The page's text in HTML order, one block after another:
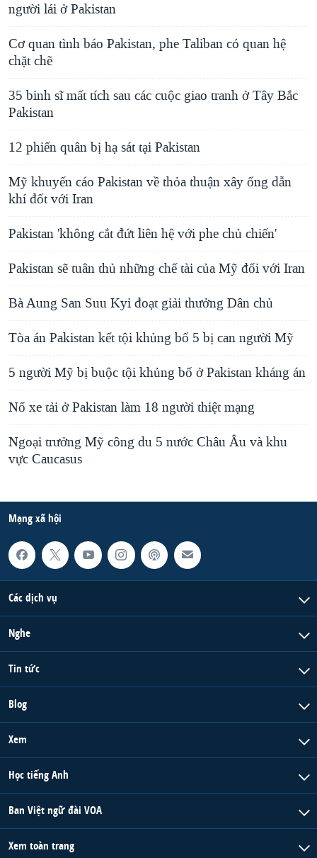
người lái ở Pakistan
Cơ quan tình báo Pakistan, phe Taliban có quan hệ
chặt chẽ
35 binh sĩ mất tích sau các cuộc giao tranh ở Tây Bắc
Pakistan
12 phiến quân bị hạ sát tại Pakistan
Mỹ khuyến cáo Pakistan về thỏa thuận xây ống dẫn
khí đốt với Iran
Pakistan 'không cắt đứt liên hệ với phe chủ chiến'
Pakistan sẽ tuân thủ những chế tài của Mỹ đối với Iran
Bà Aung San Suu Kyi đoạt giải thưởng Dân chủ
Tòa án Pakistan kết tội khủng bố 5 bị can người Mỹ
5 người Mỹ bị buộc tội khủng bố ở Pakistan kháng án
Nổ xe tải ở Pakistan làm 18 người thiệt mạng
Ngoại trưởng Mỹ công du 5 nước Châu Âu và khu
vực Caucasus
Mạng xã hội
Các dịch vụ
Nghe
Tin tức
Blog
Xem
Học tiếng Anh
Ban Việt ngữ đài VOA
Xem toàn trang